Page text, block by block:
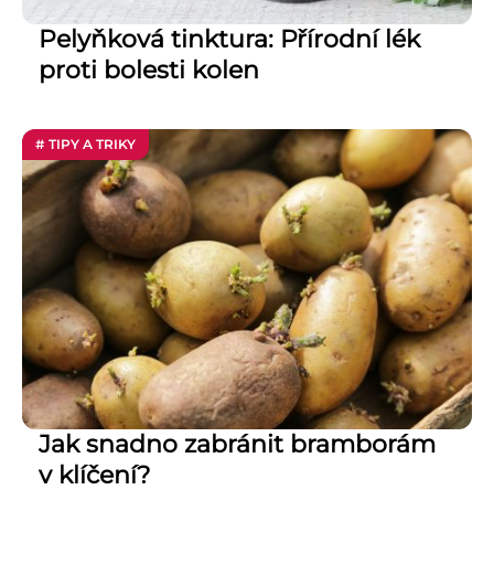
Pelyňková tinktura: Přírodní lék
proti bolesti kolen
# TIPY A TRIKY
Jak snadno zabránit bramborám
v klíčení?